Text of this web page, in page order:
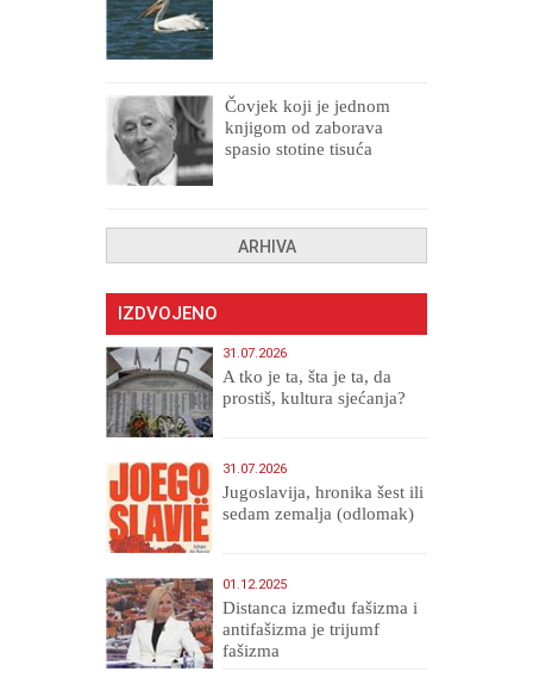
Čovjek koji je jednom
knjigom od zaborava
spasio stotine tisuća
ARHIVA
IZDVOJENO
31.07.2026
A tko je ta, šta je ta, da
prostiš, kultura sjećanja?
31.07.2026
Jugoslavija, hronika šest ili
sedam zemalja (odlomak)
01.12.2025
Distanca između fašizma i
antifašizma je trijumf
fašizma